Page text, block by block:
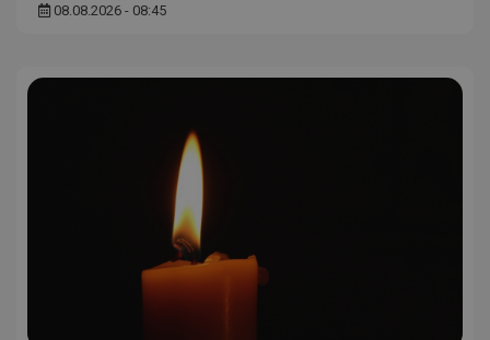
08.08.2026 - 08:45